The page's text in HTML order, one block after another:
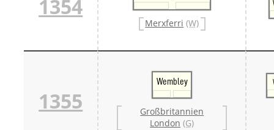
1354
Merxferri (W)
1355
Wembley
Großbritannien
London (G)